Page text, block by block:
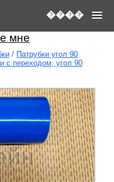
����
мне
/ Патрубки угол 90
с переходом, угол 90